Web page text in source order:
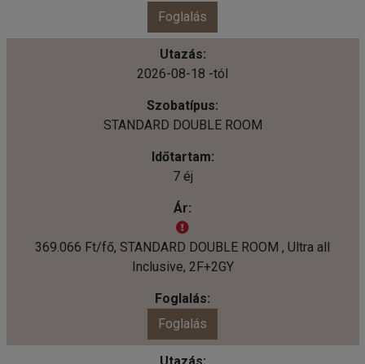
Foglalás
2026-08-18 -tól
STANDARD DOUBLE ROOM
7 éj
369.066 Ft/fő, STANDARD DOUBLE ROOM , Ultra all
Inclusive, 2F+2GY
Foglalás